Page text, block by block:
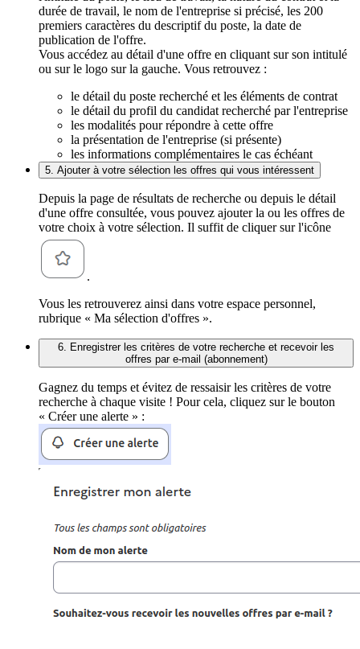
durée de travail, le nom de l'entreprise si précisé, les 200
premiers caractères du descriptif du poste, la date de
publication de l'offre.
Vous accédez au détail d'une offre en cliquant sur son intitulé
ou sur le logo sur la gauche. Vous retrouvez :
le détail du poste recherché et les éléments de contrat
le détail du profil du candidat recherché par l'entreprise
les modalités pour répondre à cette offre
la présentation de l'entreprise (si présente)
les informations complémentaires le cas échéant
5. Ajouter à votre sélection les offres qui vous intéressent
Depuis la page de résultats de recherche ou depuis le détail
d'une offre consultée, vous pouvez ajouter la ou les offres de
votre choix à votre sélection. Il suffit de cliquer sur l'icône
.
Vous les retrouverez ainsi dans votre espace personnel,
rubrique « Ma sélection d'offres ».
6. Enregistrer les critères de votre recherche et recevoir les
offres par e-mail (abonnement)
Gagnez du temps et évitez de ressaisir les critères de votre
recherche à chaque visite ! Pour cela, cliquez sur le bouton
« Créer une alerte » :